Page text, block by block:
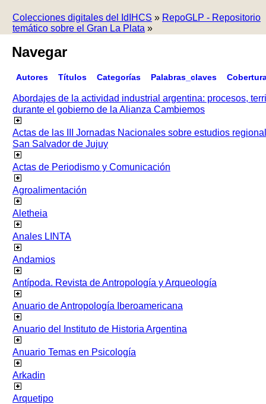
Colecciones digitales del IdIHCS » RepoGLP - Repositorio
temático sobre el Gran La Plata »
Navegar
Autores Títulos Categorías Palabras_claves
Abordajes de la actividad industrial argentina: procesos,
durante el gobierno de la Alianza Cambiemos
Actas de las III Jornadas Nacionales sobre estudios
San Salvador de Jujuy
Actas de Periodismo y Comunicación
Agroalimentación
Aletheia
Anales LINTA
Andamios
Antípoda. Revista de Antropología y Arqueología
Anuario de Antropología Iberoamericana
Anuario del Instituto de Historia Argentina
Anuario Temas en Psicología
Arkadin
Arquetipo